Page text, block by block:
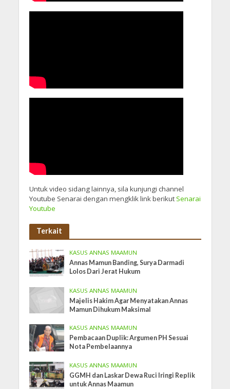
Untuk video sidang lainnya, sila kunjungi channel
Youtube Senarai dengan mengklik link berikutSenarai
Youtube
Terkait
KASUS ANNAS MAAMUN
Annas Mamun Banding, Surya Darmadi
Lolos Dari Jerat Hukum
KASUS ANNAS MAAMUN
Majelis Hakim Agar Menyatakan Annas
Mamun Dihukum Maksimal
KASUS ANNAS MAAMUN
Pembacaan Duplik: Argumen PH Sesuai
Nota Pembelaannya
KASUS ANNAS MAAMUN
GGMH dan Laskar Dewa Ruci Iringi Replik
untuk Annas Maamun